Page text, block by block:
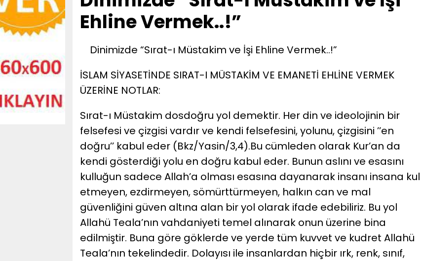
Ehline Vermek..!”
Dinimizde “Sırat-ı Müstakim ve İşi Ehline Vermek..!”
İSLAM SİYASETİNDE SIRAT-I MÜSTAKİM VE EMANETİ EHLİNE VERMEK
ÜZERİNE NOTLAR:
Sırat-ı Müstakim dosdoğru yol demektir. Her din ve ideolojinin bir
felsefesi ve çizgisi vardır ve kendi felsefesini, yolunu, çizgisini ’’en
doğru’’ kabul eder (Bkz/Yasin/3,4).Bu cümleden olarak Kur’an da
kendi gösterdiği yolu en doğru kabul eder. Bunun aslını ve esasını
kulluğun sadece Allah’a olması esasına dayanarak insanı insana kul
etmeyen, ezdirmeyen, sömürttürmeyen, halkın can ve mal
güvenliğini güven altına alan bir yol olarak ifade edebiliriz. Bu yol
Allahü Teala’nın vahdaniyeti temel alınarak onun üzerine bina
edilmiştir. Buna göre göklerde ve yerde tüm kuvvet ve kudret Allahü
Teala’nın tekelindedir. Dolayısı ile insanlardan hiçbir ırk, renk, sınıf,